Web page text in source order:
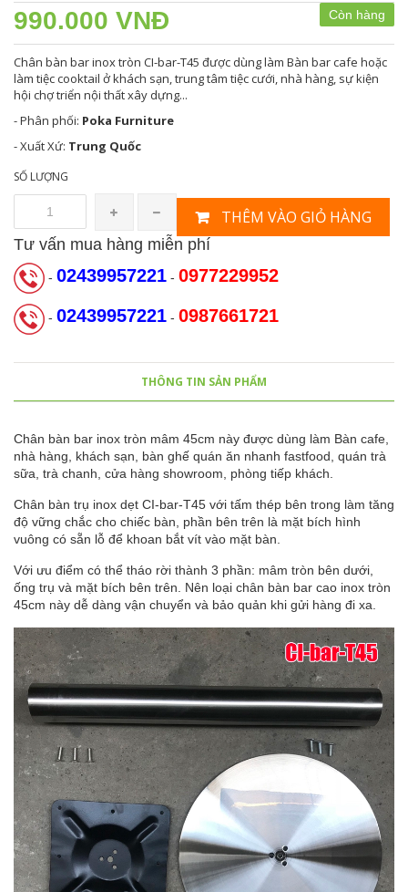
Còn hàng
990.000 VNĐ
Chân bàn bar inox tròn CI-bar-T45 được dùng làm Bàn bar cafe hoặc
làm tiệc cooktail ở khách sạn, trung tâm tiệc cưới, nhà hàng, sự kiện
hội chợ triển nội thất xây dựng...
- Phân phối: Poka Furniture
- Xuất Xứ: Trung Quốc
SỐ LƯỢNG
THÊM VÀO GIỎ HÀNG
Tư vấn mua hàng miễn phí
- 02439957221 - 0977229952
- 02439957221 - 0987661721
THÔNG TIN SẢN PHẨM
Chân bàn bar inox tròn mâm 45cm này được dùng làm Bàn cafe,
nhà hàng, khách sạn, bàn ghế quán ăn nhanh fastfood, quán trà
sữa, trà chanh, cửa hàng showroom, phòng tiếp khách.
Chân bàn trụ inox dẹt CI-bar-T45 với tấm thép bên trong làm tăng
độ vững chắc cho chiếc bàn, phần bên trên là mặt bích hình
vuông có sẵn lỗ để khoan bắt vít vào mặt bàn.
Với ưu điểm có thể tháo rời thành 3 phần: mâm tròn bên dưới,
ống trụ và mặt bích bên trên. Nên loại chân bàn bar cao inox tròn
45cm này dễ dàng vận chuyển và bảo quản khi gửi hàng đi xa.